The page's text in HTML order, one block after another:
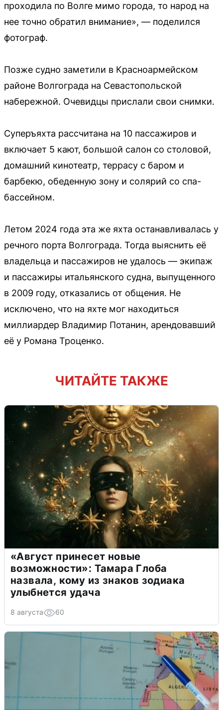
проходила по Волге мимо города, то народ на
нее точно обратил внимание», — поделился
фотограф.
Позже судно заметили в Красноармейском
районе Волгограда на Севастопольской
набережной. Очевидцы прислали свои снимки.
Суперъяхта рассчитана на 10 пассажиров и
включает 5 кают, большой салон со столовой,
домашний кинотеатр, террасу с баром и
барбекю, обеденную зону и солярий со спа-
бассейном.
Летом 2024 года эта же яхта останавливалась у
речного порта Волгограда. Тогда выяснить её
владельца и пассажиров не удалось — экипаж
и пассажиры итальянского судна, выпущенного
в 2009 году, отказались от общения. Не
исключено, что на яхте мог находиться
миллиардер Владимир Потанин, арендовавший
её у Романа Троценко.
ЧИТАЙТЕ ТАКЖЕ
«Август принесет новые
возможности»: Тамара Глоба
назвала, кому из знаков зодиака
улыбнется удача
8 августа 60